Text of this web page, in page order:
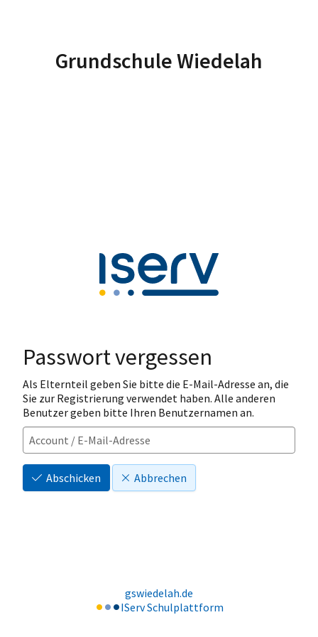
Grundschule Wiedelah
Passwort vergessen
Als Elternteil geben Sie bitte die E-Mail-Adresse an, die
Sie zur Registrierung verwendet haben. Alle anderen
Benutzer geben bitte Ihren Benutzernamen an.
Abschicken Abbrechen
gswiedelah.de
IServ Schulplattform